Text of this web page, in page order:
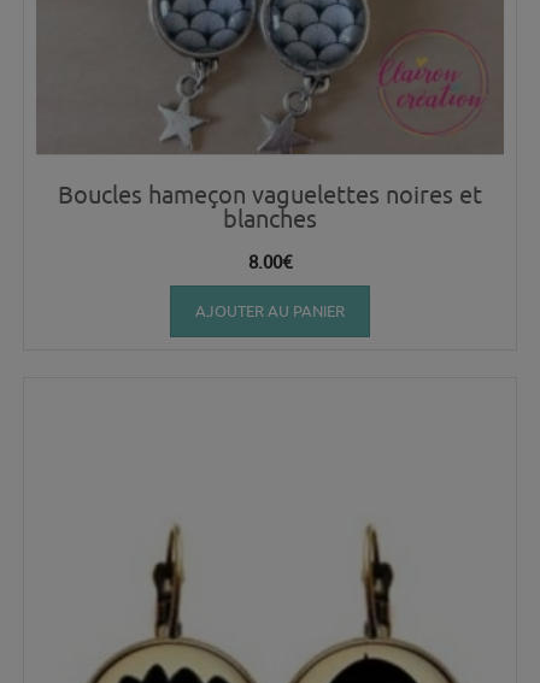
Boucles hameçon vaguelettes noires et
blanches
8.00€
AJOUTER AU PANIER